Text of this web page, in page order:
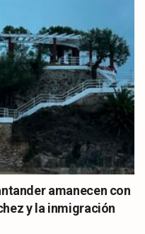
amanecen con
y la inmigración